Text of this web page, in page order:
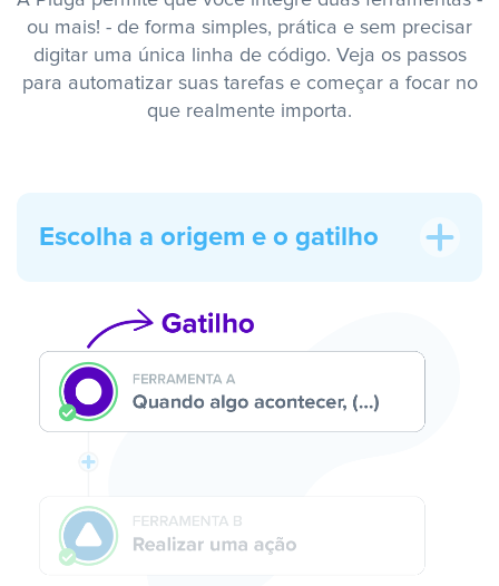
ou mais! - de forma simples, prática e sem precisar
digitar uma única linha de código. Veja os passos
para automatizar suas tarefas e começar a focar no
que realmente importa.
Escolha a origem e o gatilho